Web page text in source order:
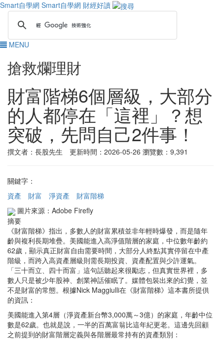
Smart自學網 Smart自學網 財經好讀
MENU
搶救爛理財
財富階梯6個層級，大部分
的人都停在「這裡」？想
突破，先問自己2件事！
撰文者：長股先生 更新時間：2026-05-26 瀏覽數：9,391
關鍵字：
資產
財富 淨資產
財富階梯
圖片來源：Adobe Firefly
摘要
《財富階梯》指出，多數人的財富累積並非年輕時爆發，而是隨年
齡與複利長期堆疊。美國能進入高淨值階層的家庭，中位數年齡約
62歲，顯示真正財富自由需要時間，大部分人終點其實停留在中產
階級，而跨入高資產層級則需長期投資、資產配置與少許運氣。
「三十而立、四十而富」這句話聽起來很勵志，但真實世界裡，多
數人只是被少年股神、創業神話催眠了。媒體包裝出來的幻覺，並
不是財富的常態。根據Nick Maggiulli在《財富階梯》這本書所提供
的資訊：
美國能進入第4層（淨資產新台幣3,000萬～3億）的家庭，年齡中位
數是62歲。也就是說，一半的百萬富翁比這年紀更老。這邊先回顧
之前提到的財富階層定義與各階層最常持有的資產類別：